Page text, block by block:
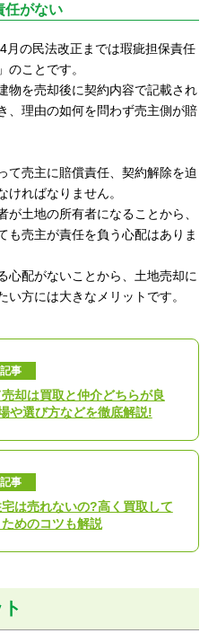
がない
月の民法改正までは瑕疵担保責任
のことです。
物を売却後に契約内容で記載され
、理由の如何を問わず売主側が賠
て売主に賠償責任、契約解除を迫
ければなりません。
土地の所有者になることから、
も売主が責任を負う心配はありま
心配がないことから、土地売却に
方には大きなメリットです。
事
却は買取と仲介どちらが良
や選び方などを徹底解説!
事
は売れないの?高く買取して
ためのコツも解説